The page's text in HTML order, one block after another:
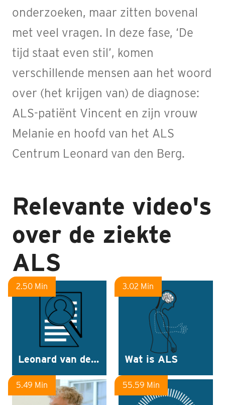
onderzoeken, maar zitten bovenal
met veel vragen. In deze fase, ‘De
tijd staat even stil’, komen
verschillende mensen aan het woord
over (het krijgen van) de diagnose:
ALS-patiënt Vincent en zijn vrouw
Melanie en hoofd van het ALS
Centrum Leonard van den Berg.
Relevante video's
over de ziekte
ALS
Leonard van den Berg: interview diagnose
2.50 Min
Wat is ALS
3.02 Min
5.49 Min 55.59 Min